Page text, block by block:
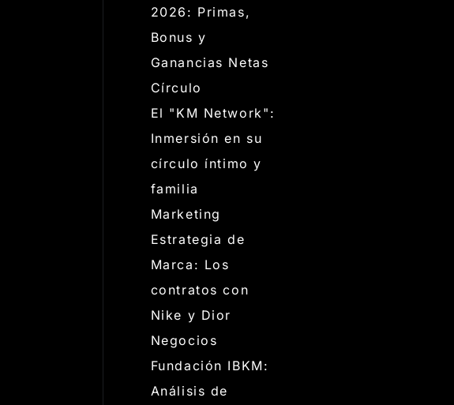
2026: Primas,
Bonus y
Ganancias Netas
Círculo
El "KM Network":
Inmersión en su
círculo íntimo y
familia
Marketing
Estrategia de
Marca: Los
contratos con
Nike y Dior
Negocios
Fundación IBKM:
Análisis de